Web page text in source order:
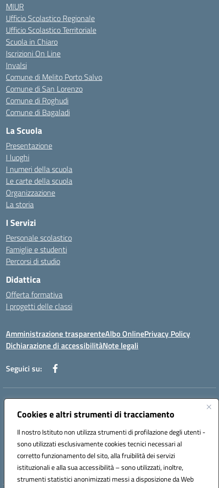
Cookies e altri strumenti di tracciamento
Il nostro Istituto non utilizza strumenti di profilazione degli utenti -
sono utilizzati esclusivamente cookies tecnici necessari al
corretto funzionamento del sito, alla fruibilità dei servizi
istituzionali e alla sua accessibilità – sono utilizzati, inoltre,
strumenti statistici anonimizzati messi a disposizione da Web
MIUR
Ufficio Scolastico Regionale
Ufficio Scolastico Territoriale
Scuola in Chiaro
Iscrizioni On Line
Invalsi
Comune di Melito Porto Salvo
Comune di San Lorenzo
Comune di Roghudi
Comune di Bagaladi
La Scuola
Presentazione
I luoghi
I numeri della scuola
Le carte della scuola
Organizzazione
La storia
I Servizi
Personale scolastico
Famiglie e studenti
Percorsi di studio
Didattica
Offerta formativa
I progetti delle classi
Amministrazione trasparenteAlbo OnlinePrivacy Policy
Dichiarazione di accessibilitàNote legali
Seguici su:
Indirizzo:
Centralino:+39 0965 78 12 60 Email:rcic841003@istruzione.it
Codice fiscale: 92034530805
Codice meccanografico:
rcic841003
Codice Indice delle Pubbliche Amministrazioni (IPA): istsc_rcic841003